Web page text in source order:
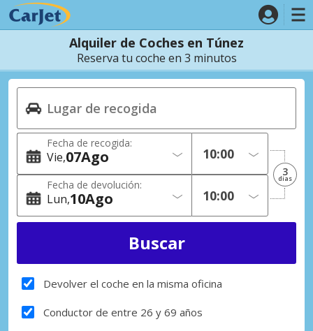
Alquiler de Coches en Túnez
Reserva tu coche en 3 minutos
Fecha de recogida:
Vie 07Ago
Fecha de devolución:
Lun 10Ago
3
dias
Devolver el coche en la misma oficina
Conductor de entre 26 y 69 años